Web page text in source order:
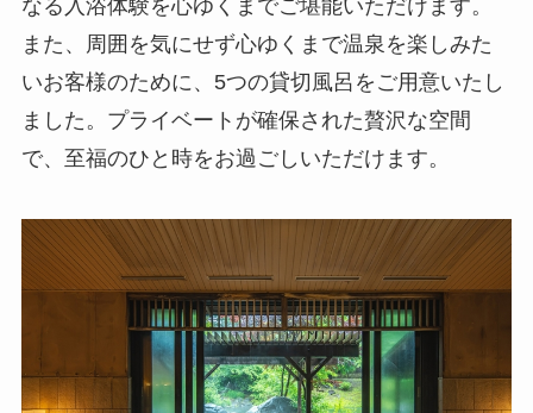
なる入浴体験を心ゆくまでご堪能いただけます。
また、周囲を気にせず心ゆくまで温泉を楽しみた
いお客様のために、5つの貸切風呂をご用意いたし
ました。プライベートが確保された贅沢な空間
で、至福のひと時をお過ごしいただけます。